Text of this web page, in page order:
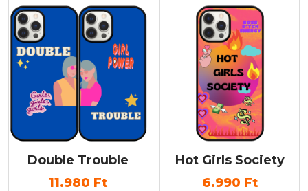
Double Trouble
11.980 Ft
Hot Girls Society
6.990 Ft